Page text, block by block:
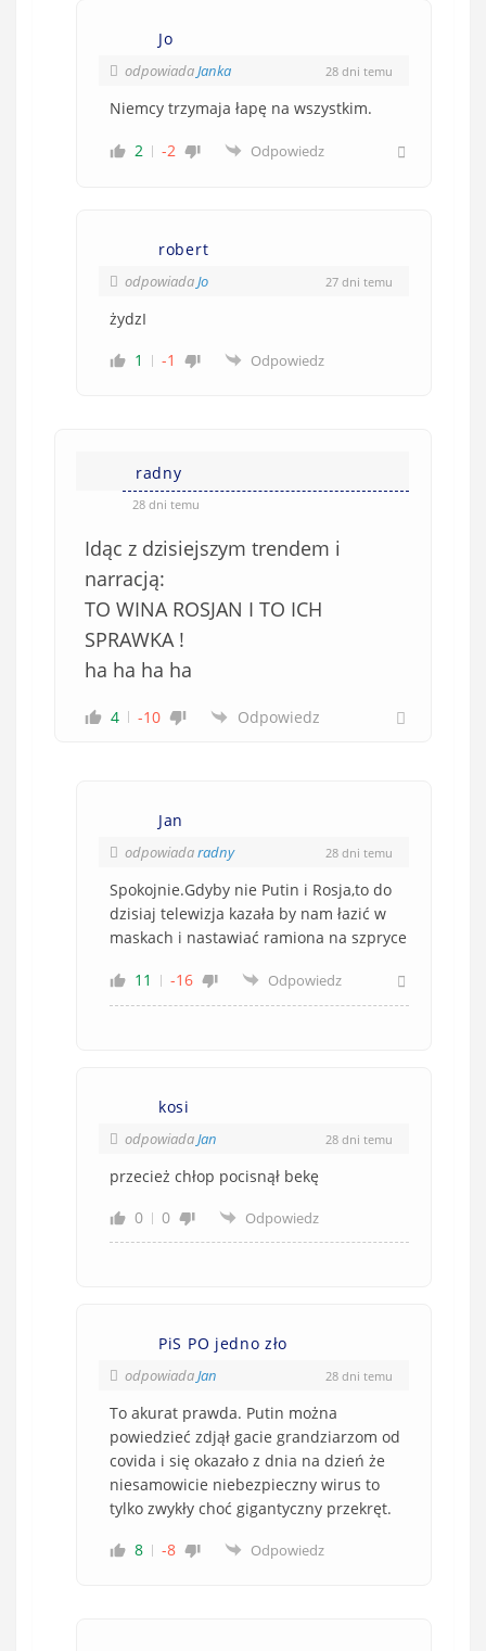
Jo
odpowiadaJanka 28 dni temu
Niemcy trzymaja łapę na wszystkim.
2 -2 Odpowiedz
robert
odpowiadaJo 27 dni temu
żydzI
1
-1 Odpowiedz
radny
28 dni temu
Idąc z dzisiejszym trendem i
narracją:
TO WINA ROSJAN I TO ICH
SPRAWKA !
ha ha ha ha
4 -10 Odpowiedz
Jan
odpowiadaradny 28 dni temu
Spokojnie.Gdyby nie Putin i Rosja,to do
dzisiaj telewizja kazała by nam łazić w
maskach i nastawiać ramiona na szpryce
11 -16 Odpowiedz
kosi
odpowiadaJan 28 dni temu
przecież chłop pocisnął bekę
0
0 Odpowiedz
PiS PO jedno zło
odpowiadaJan 28 dni temu
To akurat prawda. Putin można
powiedzieć zdjął gacie grandziarzom od
covida i się okazało z dnia na dzień że
niesamowicie niebezpieczny wirus to
tylko zwykły choć gigantyczny przekręt.
8
-8 Odpowiedz